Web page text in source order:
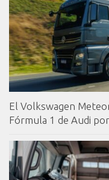
El Volkswagen
Fórmula 1 de Audi